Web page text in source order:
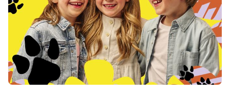
Drei Wasserschweine brennen durch-
Fr.
Fr. 09.04.2027
Tickets